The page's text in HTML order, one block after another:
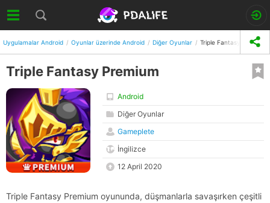
Uygulamalar Android Oyunlar üzerinde Android Diğer Oyunlar Triple Fantasy Premium
Triple Fantasy Premium
Android
Diğer Oyunlar
Gameplete
İngilizce
12 April 2020
Triple Fantasy Premium oyununda, düşmanlarla savaşırken çeşitli